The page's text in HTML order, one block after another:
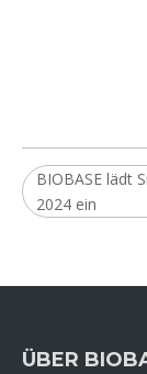
BIOBASE lädt
2024 ein
ÜBER